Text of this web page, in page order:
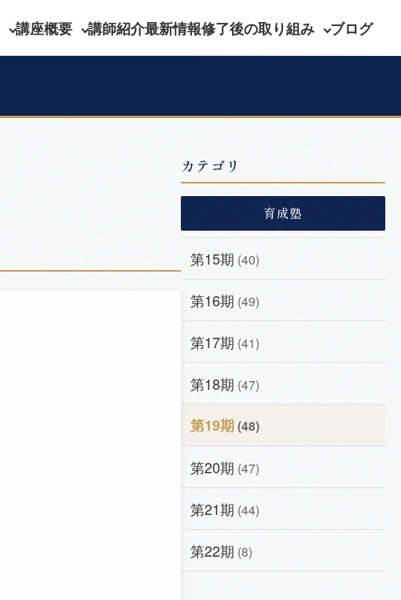
講座概要 講師紹介最新情報修了後の取り組み ブログ
カテゴリ
育成塾
第15期 (40)
第16期 (49)
第17期 (41)
第18期 (47)
第19期(48)
第20期 (47)
第21期 (44)
第22期 (8)